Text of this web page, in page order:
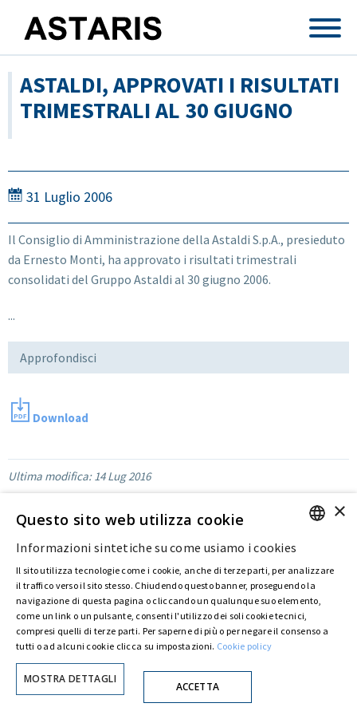
ASTALDI, APPROVATI I RISULTATI
TRIMESTRALI AL 30 GIUGNO
31 Luglio 2006
Il Consiglio di Amministrazione della Astaldi S.p.A., presieduto
da Ernesto Monti, ha approvato i risultati trimestrali
consolidati del Gruppo Astaldi al 30 giugno 2006.
...
Approfondisci
Download
Ultima modifica: 14 Lug 2016
Con delibera straordinaria di Astaldi S.p.A. del 30 maggio 2022 (repertorio n. 72.600,
2022) l’azionista unicoFondazione Creditori Chirografariha deliberato di
modificare la denominazione della Società da Astaldi in"Astaris S.p.A."
ITALIAN
×
Questo sito web utilizza cookie
Informazioni sintetiche su come usiamo i cookies
Il sito utilizza tecnologie come i cookie, anche di terze parti, per analizzare
il traffico verso il sito stesso. Chiudendo questo banner, proseguendo la
navigazione di questa pagina o cliccando un qualunque suo elemento,
come un link o un pulsante, consenti l'utilizzo dei soli cookie tecnici,
compresi quelli di terze parti. Per saperne di più o per negare il consenso a
tutti o ad alcuni cookie clicca su impostazioni. Cookie policy
MOSTRA DETTAGLI
ACCETTA